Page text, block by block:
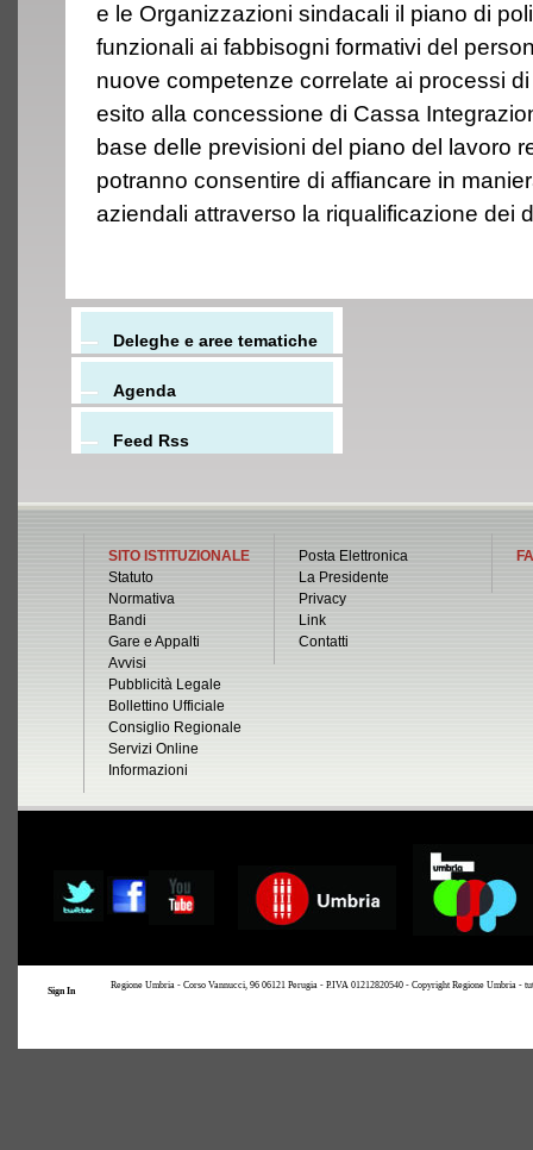
e le Organizzazioni sindacali il piano di
funzionali ai fabbisogni formativi del
nuove competenze correlate ai processi
esito alla concessione di Cassa
base delle previsioni del piano del lavoro
potranno consentire di affiancare in
aziendali attraverso la riqualificazione dei
Deleghe e aree tematiche
Agenda
Feed Rss
SITO ISTITUZIONALE
Statuto
Normativa
Bandi
Gare e Appalti
Avvisi
Pubblicità Legale
Bollettino Ufficiale
Consiglio Regionale
Servizi Online
Informazioni
Posta Elettronica
La Presidente
Privacy
Link
Contatti
Sign In
Regione Umbria - Corso Vannucci, 96 06121 Perugia - P.IVA 01212820540 - Copyright Regione Umbria -